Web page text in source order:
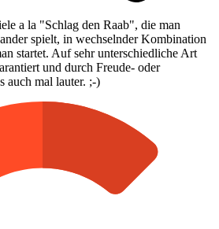
a la "Schlag den Raab", die man
spielt, in wechselnder Kombination
startet. Auf sehr unterschiedliche Art
und durch Freude- oder
auch mal lauter. ;-)